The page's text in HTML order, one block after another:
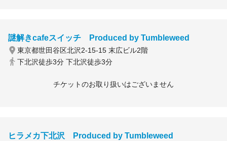
謎解きcafeスイッチ Produced by Tumbleweed
東京都世田谷区北沢2-15-15 末広ビル2階
下北沢徒歩3分 下北沢徒歩3分
チケットのお取り扱いはございません
ヒラメカ下北沢 Produced by Tumbleweed